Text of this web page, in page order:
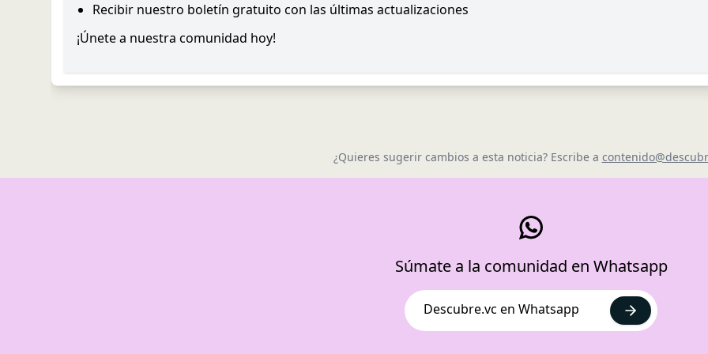
Recibir nuestro boletín gratuito con las últimas actualizaciones
¡Únete a nuestra comunidad hoy!
¿Quieres sugerir cambios a esta noticia? Escribe a
Súmate a la comunidad en Whatsapp
Descubre.vc en Whatsapp